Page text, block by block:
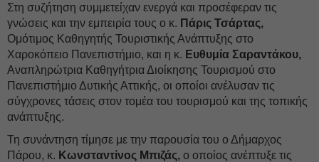
Στη συζήτηση συμμετείχαν ενεργά και προσέφεραν τις
γνώσεις και την εμπειρία τους ο κ. Πάρις Τσάρτας,
Ομότιμος Καθηγητής Τουριστικής Ανάπτυξης στο
Χαροκόπειο Πανεπιστήμιο, και η κ. Ευθυμία Σαραντάκου,
Αναπληρώτρια Καθηγήτρια Διοίκησης Τουρισμού στο
Πανεπιστήμιο Δυτικής Αττικής, οι οποίοι ανέλυσαν τις
σύγχρονες τάσεις στον τομέα του τουρισμού και της τοπικής
ανάπτυξης.
Τη συνάντηση τίμησε με την παρουσία του ο Δήμαρχος
Πάρου, κ. Κωνσταντίνος Μπιζάς, ο οποίος ανέπτυξε τις